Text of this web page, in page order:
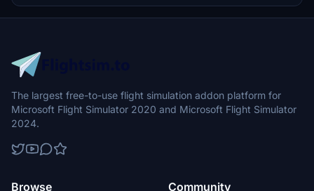
The largest free-to-use flight simulation addon platform for
Microsoft Flight Simulator 2020 and Microsoft Flight Simulator
2024.
Browse Community